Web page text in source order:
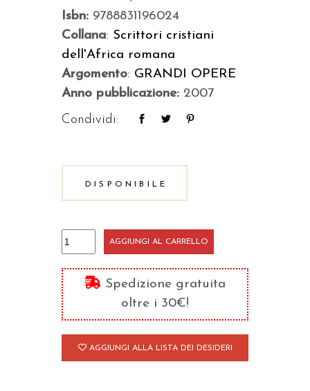
Isbn: 9788831196024
Collana: Scrittori cristiani
dell'Africa romana
Argomento: GRANDI OPERE
Anno pubblicazione: 2007
Condividi:
DISPONIBILE
Lettere
51-
81
quantità
AGGIUNGI AL CARRELLO
Spedizione gratuita
oltre i 30€!
AGGIUNGI ALLA LISTA DEI DESIDERI